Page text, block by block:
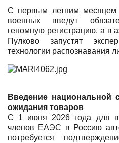
С первым летним месяцем
военных введут
геномную регистрацию, а в
Пулково запустят
технологии распознавания
Введение национальной
ожидания товаров
С 1 июня 2026 года для
членов ЕАЭС в Россию
потребуется